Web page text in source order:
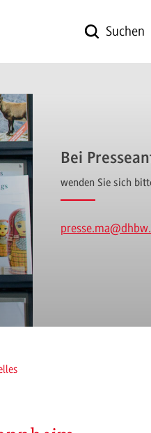
Suchen
Bei
wenden Sie sich
presse.ma